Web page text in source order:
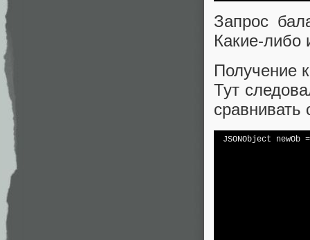
Запрос
Какие-либо
Получение
Тут
сравнивать
JSONObject